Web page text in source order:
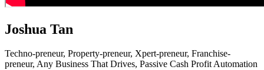
Joshua Tan
Techno-preneur, Property-preneur, Xpert-preneur, Franchise-
preneur, Any Business That Drives, Passive Cash Profit Automation